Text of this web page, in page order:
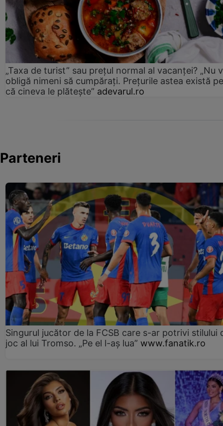
„Taxa de turist” sau prețul normal al vacanței? „Nu
obligă nimeni să cumpărați. Prețurile astea există
că cineva le plătește” adevarul.ro
Parteneri
Singurul jucător de la FCSB care s-ar potrivi stilului
joc al lui Tromso. „Pe el l-aș lua” www.fanatik.ro